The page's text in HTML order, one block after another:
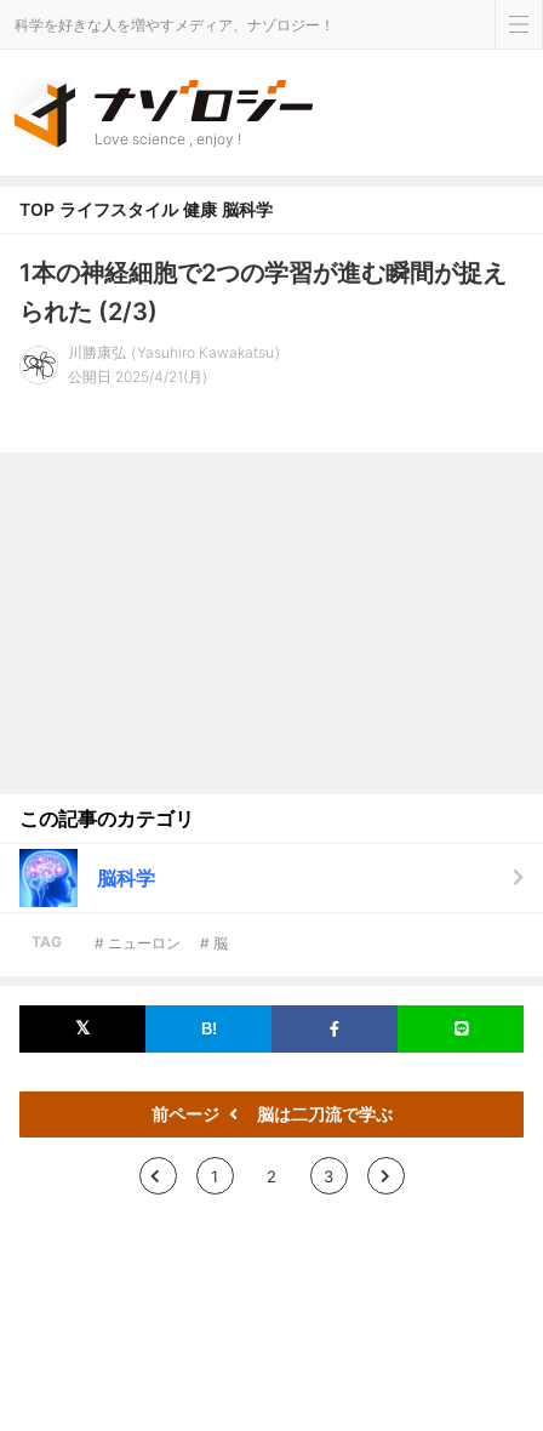
科学を好きな人を増やすメディア、ナゾロジー！
Love science , enjoy !
TOP ライフスタイル 健康 脳科学
1本の神経細胞で2つの学習が進む瞬間が捉え
られた (2/3)
川勝康弘
Yasuhiro Kawakatsu
公開日 2025/4/21(月)
この記事のカテゴリ
脳科学
TAG # ニューロン # 脳
前ページ 脳は二刀流で学ぶ
< 1 2 3 >